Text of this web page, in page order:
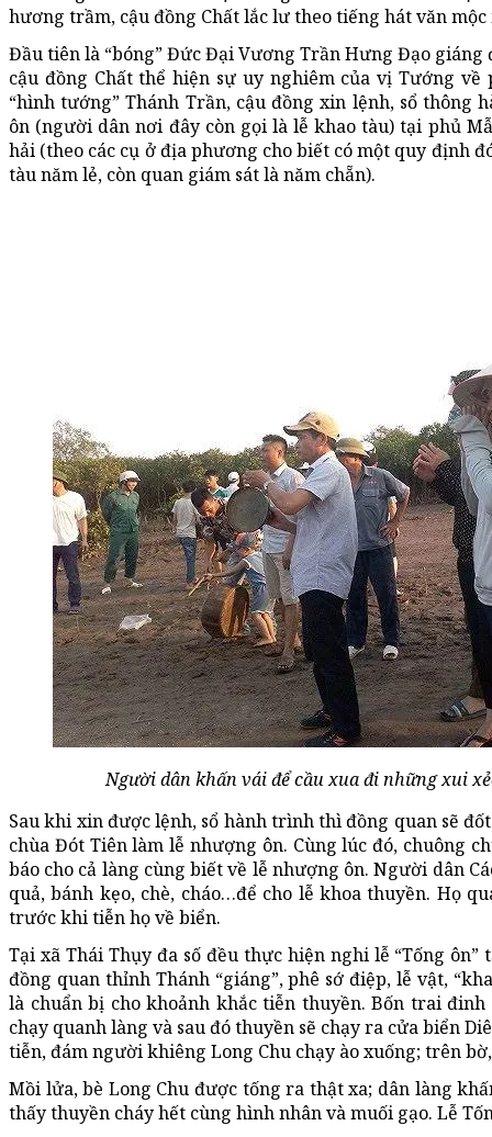
hương trầm, cậu đồng Chất lắc lư theo tiếng hát văn
Đầu tiên là “bóng” Đức Đại Vương Trần Hưng Đạo giáng
cậu đồng Chất thể hiện sự uy nghiêm của vị Tướng
“hình tướng” Thánh Trần, cậu đồng xin lệnh, sổ thông
ôn (người dân nơi đây còn gọi là lễ khao tàu) tại phủ
hải (theo các cụ ở địa phương cho biết có một quy định
tàu năm lẻ, còn quan giám sát là năm chẵn).
Người dân khấn vái để cầu xua đi những xui
Sau khi xin được lệnh, sổ hành trình thì đồng quan sẽ
chùa Đót Tiên làm lễ nhượng ôn. Cùng lúc đó, chuông
báo cho cả làng cùng biết về lễ nhượng ôn. Người dân
quả, bánh kẹo, chè, cháo…để cho lễ khoa thuyền. Họ
trước khi tiễn họ về biển.
Tại xã Thái Thụy đa số đều thực hiện nghi lễ “Tống
đồng quan thỉnh Thánh “giáng”, phê sớ điệp, lễ vật,
là chuẩn bị cho khoảnh khắc tiễn thuyền. Bốn trai
chạy quanh làng và sau đó thuyền sẽ chạy ra cửa biển
tiễn, đám người khiêng Long Chu chạy ào xuống; trên
Mồi lửa, bè Long Chu được tống ra thật xa; dân làng
thấy thuyền cháy hết cùng hình nhân và muối gạo. Lễ